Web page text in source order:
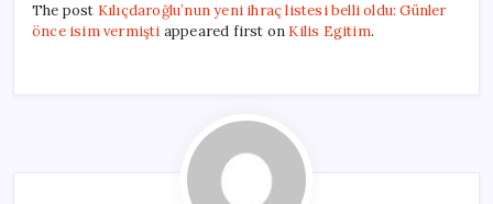
The post Kılıçdaroğlu’nun yeni ihraç listesi belli oldu: Günler
önce isim vermişti appeared first on Kilis Egitim.